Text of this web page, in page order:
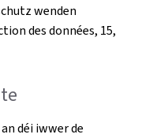
wenden
des données, 15,
déi iwwer de